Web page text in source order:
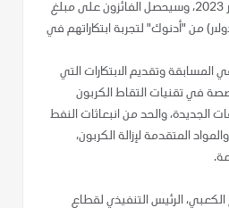
لجنة من الحكام في ديسمبر 2023، وسيحصل الفائزون على مبلغ
من "أدنوك" لتجربة ابتكاراتهم في
وتقديم الابتكارات التي
في تقنيات التقاط الكربون
الجديدة، والحد من انبعاثات النفط
المتقدمة لإزالة الكربون،
الرئيس التنفيذي لقطاع